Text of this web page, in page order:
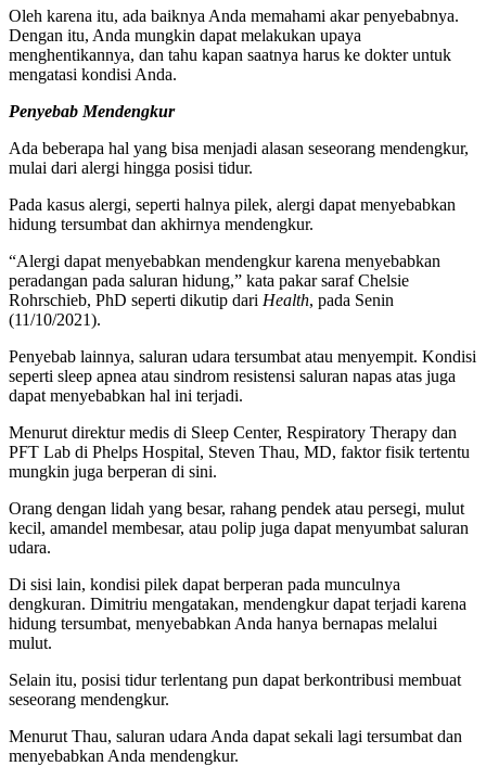
Oleh karena itu, ada baiknya Anda memahami akar penyebabnya.
Dengan itu, Anda mungkin dapat melakukan upaya
menghentikannya, dan tahu kapan saatnya harus ke dokter untuk
mengatasi kondisi Anda.
Penyebab Mendengkur
Ada beberapa hal yang bisa menjadi alasan seseorang mendengkur,
mulai dari alergi hingga posisi tidur.
Pada kasus alergi, seperti halnya pilek, alergi dapat menyebabkan
hidung tersumbat dan akhirnya mendengkur.
“Alergi dapat menyebabkan mendengkur karena menyebabkan
peradangan pada saluran hidung,” kata pakar saraf Chelsie
Rohrschieb, PhD seperti dikutip dari Health, pada Senin
(11/10/2021).
Penyebab lainnya, saluran udara tersumbat atau menyempit. Kondisi
seperti sleep apnea atau sindrom resistensi saluran napas atas juga
dapat menyebabkan hal ini terjadi.
Menurut direktur medis di Sleep Center, Respiratory Therapy dan
PFT Lab di Phelps Hospital, Steven Thau, MD, faktor fisik tertentu
mungkin juga berperan di sini.
Orang dengan lidah yang besar, rahang pendek atau persegi, mulut
kecil, amandel membesar, atau polip juga dapat menyumbat saluran
udara.
Di sisi lain, kondisi pilek dapat berperan pada munculnya
dengkuran. Dimitriu mengatakan, mendengkur dapat terjadi karena
hidung tersumbat, menyebabkan Anda hanya bernapas melalui
mulut.
Selain itu, posisi tidur terlentang pun dapat berkontribusi membuat
seseorang mendengkur.
Menurut Thau, saluran udara Anda dapat sekali lagi tersumbat dan
menyebabkan Anda mendengkur.